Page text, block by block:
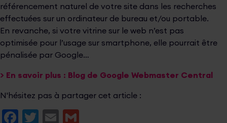
référencement naturel de votre site dans les recherches
effectuées sur un ordinateur de bureau et/ou portable.
En revanche, si votre vitrine sur le web n’est pas
optimisée pour l’usage sur smartphone, elle pourrait être
pénalisée par Google…
> En savoir plus : Blog de Google Webmaster Central
N'hésitez pas à partager cet article :
Facebook
Twitter
Email